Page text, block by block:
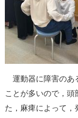
運動器に障害のあ
ことが多いので，頭
た，麻痺によって，